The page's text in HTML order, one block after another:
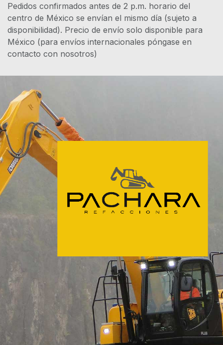
Pedidos confirmados antes de 2 p.m. horario del
centro de México se envían el mismo día (sujeto a
disponibilidad). Precio de envío solo disponible para
México (para envíos internacionales póngase en
contacto con nosotros)